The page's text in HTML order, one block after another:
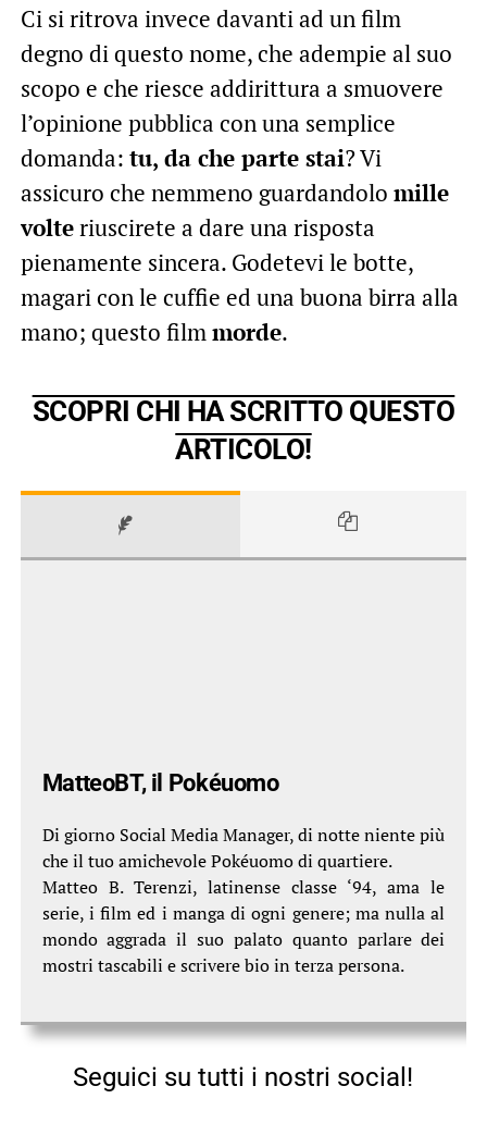
Ci si ritrova invece davanti ad un film
degno di questo nome, che adempie al suo
scopo e che riesce addirittura a smuovere
l’opinione pubblica con una semplice
domanda: tu, da che parte stai? Vi
assicuro che nemmeno guardandolo mille
volteriuscirete a dare una risposta
pienamente sincera. Godetevi le botte,
magari con le cuffie ed una buona birra alla
mano; questo filmmorde.
SCOPRI CHI HA SCRITTO QUESTO
ARTICOLO!
MatteoBT, il Pokéuomo
Di giorno Social Media Manager, di notte niente più
che il tuo amichevole Pokéuomo di quartiere.
Matteo B. Terenzi, latinense classe ‘94, ama le
serie, i film ed i manga di ogni genere; ma nulla al
mondo aggrada il suo palato quanto parlare dei
mostri tascabili e scrivere bio in terza persona.
Seguici su tutti i nostri social!